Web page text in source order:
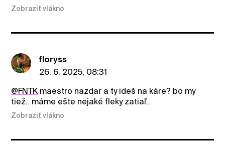
Zobraziť vlákno
floryss
26. 6. 2025, 08:31
@FNTK maestro nazdar a ty ideš na káre? bo my
tiež.. máme ešte nejaké fleky zatiaľ..
Zobraziť vlákno